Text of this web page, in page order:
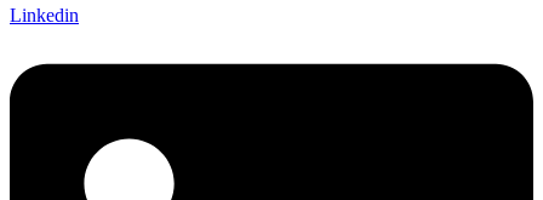
Linkedin